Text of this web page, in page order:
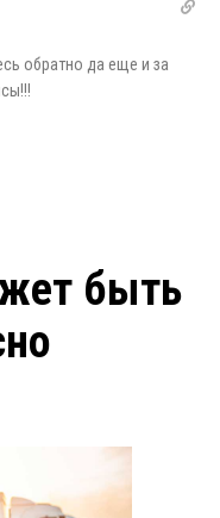
обратно да еще и за
быть